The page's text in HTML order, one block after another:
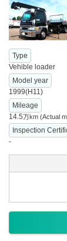
Type
Vehible loader
Model year
1999(H11)
Mileage
14.5万km (Actual
Inspection
-